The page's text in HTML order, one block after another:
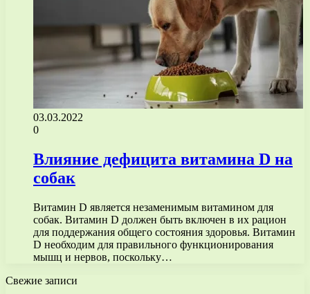
03.03.2022
0
Влияние дефицита витамина D на
собак
Витамин D является незаменимым витамином для
собак. Витамин D должен быть включен в их рацион
для поддержания общего состояния здоровья. Витамин
D необходим для правильного функционирования
мышц и нервов, поскольку…
Свежие записи